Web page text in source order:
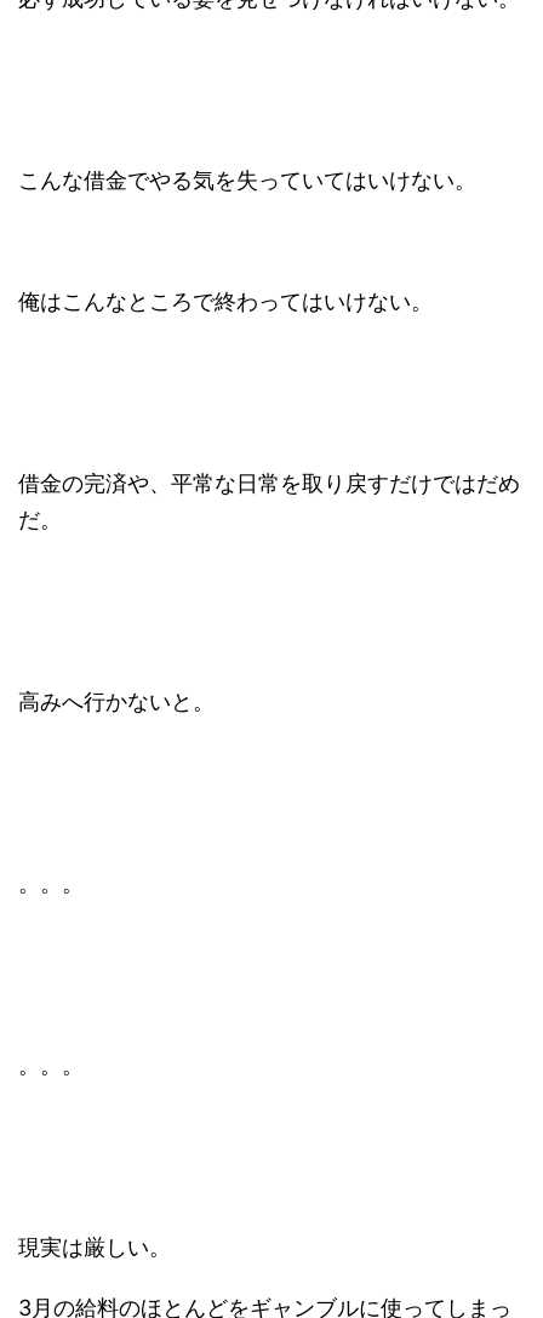
こんな借金でやる気を失っていてはいけない。
俺はこんなところで終わってはいけない。
借金の完済や、平常な日常を取り戻すだけではだめ
だ。
高みへ行かないと。
。。。
。。。
現実は厳しい。
3月の給料のほとんどをギャンブルに使ってしまっ